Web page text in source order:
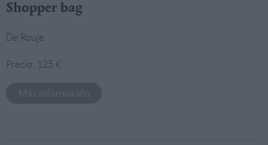
Shopper bag
De Rouje.
Precio: 125 €